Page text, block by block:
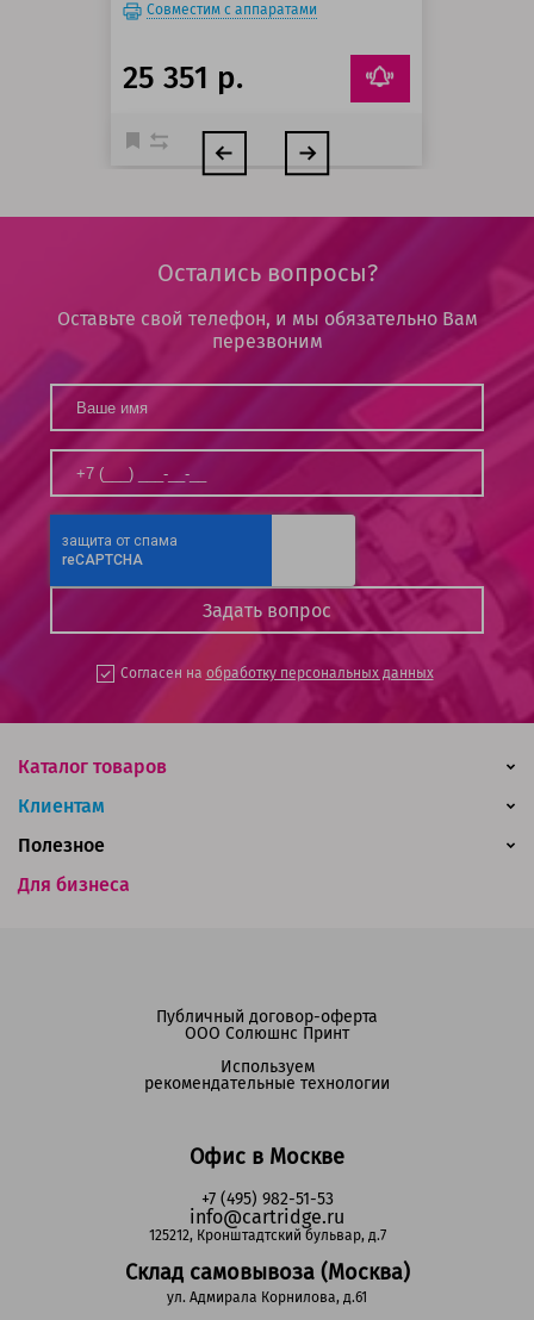
Совместим с аппаратами
25 351 р.
Остались вопросы?
Оставьте свой телефон, и мы обязательно Вам
перезвоним
Согласен на обработку персональных данных
Каталог товаров
Клиентам
Для бизнеса
Полезное
Офис в Москве
+7 (495) 982-51-53
info@cartridge.ru
125212, Кронштадтский бульвар, д.7
Склад самовывоза (Москва)
ул. Адмирала Корнилова, д.61
Публичный договор-оферта
ООО Солюшнс Принт
Используем
рекомендательные технологии